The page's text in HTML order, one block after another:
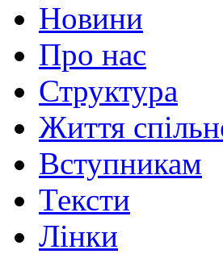
Новини
Про нас
Структура
Життя
Вступникам
Тексти
Лінки